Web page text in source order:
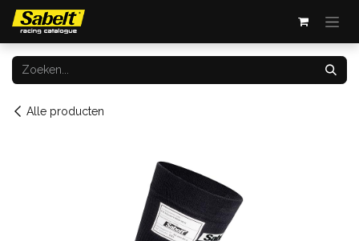
Overslaan naar inhoud
Alle producten